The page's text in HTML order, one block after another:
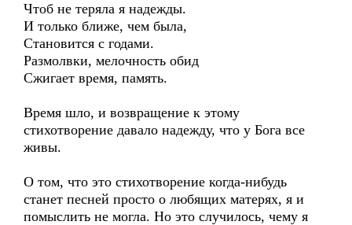
Чтоб не теряла я надежды.
И только ближе, чем была,
Становится с годами.
Размолвки, мелочность обид
Сжигает время, память.
Время шло, и возвращение к этому
стихотворение давало надежду, что у Бога все
живы.
О том, что это стихотворение когда-нибудь
станет песней просто о любящих матерях, я и
помыслить не могла. Но это случилось, чему я